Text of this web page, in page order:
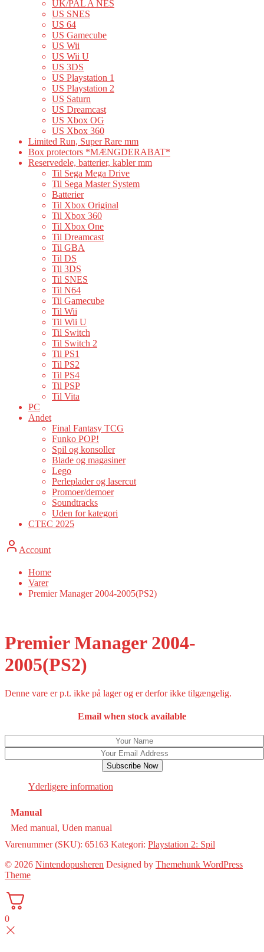
UK/PAL A NES
US SNES
US 64
US Gamecube
US Wii
US Wii U
US 3DS
US Playstation 1
US Playstation 2
US Saturn
US Dreamcast
US Xbox OG
US Xbox 360
Limited Run, Super Rare mm
Box protectors *MÆNGDERABAT*
Reservedele, batterier, kabler mm
Til Sega Mega Drive
Til Sega Master System
Batterier
Til Xbox Original
Til Xbox 360
Til Xbox One
Til Dreamcast
Til GBA
Til DS
Til 3DS
Til SNES
Til N64
Til Gamecube
Til Wii
Til Wii U
Til Switch
Til Switch 2
Til PS1
Til PS2
Til PS4
Til PSP
Til Vita
PC
Andet
Final Fantasy TCG
Funko POP!
Spil og konsoller
Blade og magasiner
Lego
Perleplader og lasercut
Promoer/demoer
Soundtracks
Uden for kategori
CTEC 2025
Account
Home
Varer
Premier Manager 2004-2005(PS2)
Premier Manager 2004-
2005(PS2)
Denne vare er p.t. ikke på lager og er derfor ikke tilgængelig.
Email when stock available
Subscribe Now
Yderligere information
Manual
Med manual, Uden manual
Varenummer (SKU): 65163 Kategori: Playstation 2: Spil
© 2026 Nintendopusheren Designed by Themehunk WordPress
Theme
0